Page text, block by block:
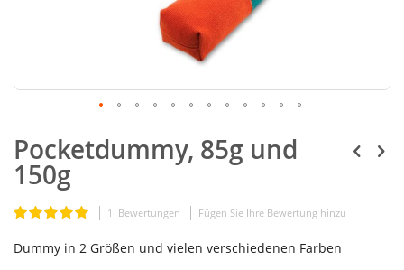
Pocketdummy, 85g und
150g
Bewertung: 1 Bewertungen Fügen Sie Ihre Bewertung hinzu
Dummy in 2 Größen und vielen verschiedenen Farben